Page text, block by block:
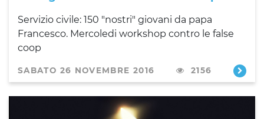
Servizio civile: 150 "nostri" giovani da papa
Francesco. Mercoledi workshop contro le false
coop
SABATO 26 NOVEMBRE 2016 2156